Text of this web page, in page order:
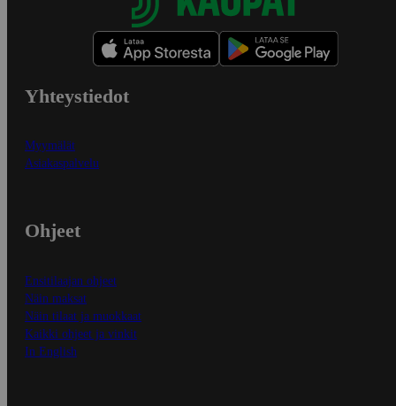
Yhteystiedot
Myymälät
Asiakaspalvelu
Ohjeet
Ensitilaajan ohjeet
Näin maksat
Näin tilaat ja muokkaat
Kaikki ohjeet ja vinkit
In English